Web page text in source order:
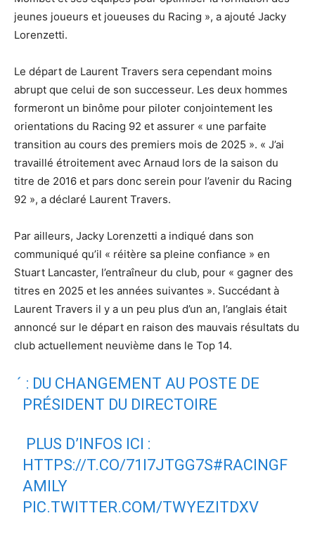
jeunes joueurs et joueuses du Racing », a ajouté Jacky
Lorenzetti.
Le départ de Laurent Travers sera cependant moins
abrupt que celui de son successeur. Les deux hommes
formeront un binôme pour piloter conjointement les
orientations du Racing 92 et assurer « une parfaite
transition au cours des premiers mois de 2025 ». « J’ai
travaillé étroitement avec Arnaud lors de la saison du
titre de 2016 et pars donc serein pour l’avenir du Racing
92 », a déclaré Laurent Travers.
Par ailleurs, Jacky Lorenzetti a indiqué dans son
communiqué qu’il « réitère sa pleine confiance » en
Stuart Lancaster, l’entraîneur du club, pour « gagner des
titres en 2025 et les années suivantes ». Succédant à
Laurent Travers il y a un peu plus d’un an, l’anglais était
annoncé sur le départ en raison des mauvais résultats du
club actuellement neuvième dans le Top 14.
́ : DU CHANGEMENT AU POSTE DE
PRÉSIDENT DU DIRECTOIRE
️ PLUS D’INFOS ICI :
HTTPS://T.CO/71I7JTGG7S#RACINGF
AMILY
PIC.TWITTER.COM/TWYEZITDXV